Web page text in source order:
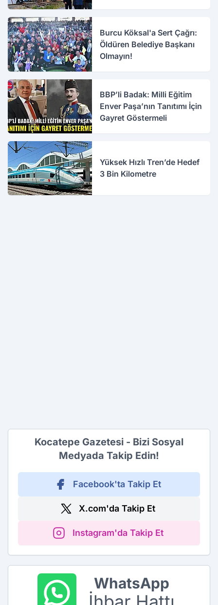
Burcu Köksal'a Sert Çağrı:
Öldüren Belediye Başkanı
Olmayın!
BBP’li Badak: Milli Eğitim
Enver Paşa’nın Tanıtımı İçin
Gayret Göstermeli
Yüksek Hızlı Tren’de Hedef
3 Bin Kilometre
Kocatepe Gazetesi - Bizi Sosyal
Medyada Takip Edin!
Facebook'ta Takip Et
X.com'da Takip Et
Instagram'da Takip Et
WhatsApp